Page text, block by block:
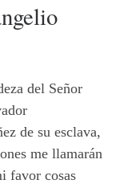
del Señor
de su esclava,
me llamarán
favor cosas